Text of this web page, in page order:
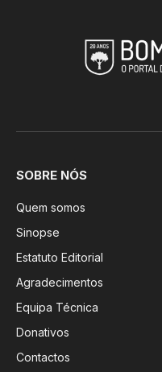
SOBRE NÓS
Quem somos
Sinopse
Estatuto Editorial
Agradecimentos
Equipa Técnica
Donativos
Contactos